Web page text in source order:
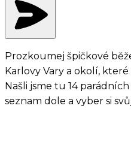
Prozkoumej špičkové
Karlovy Vary a okolí,
Našli jsme tu 14
seznam dole a vyber si